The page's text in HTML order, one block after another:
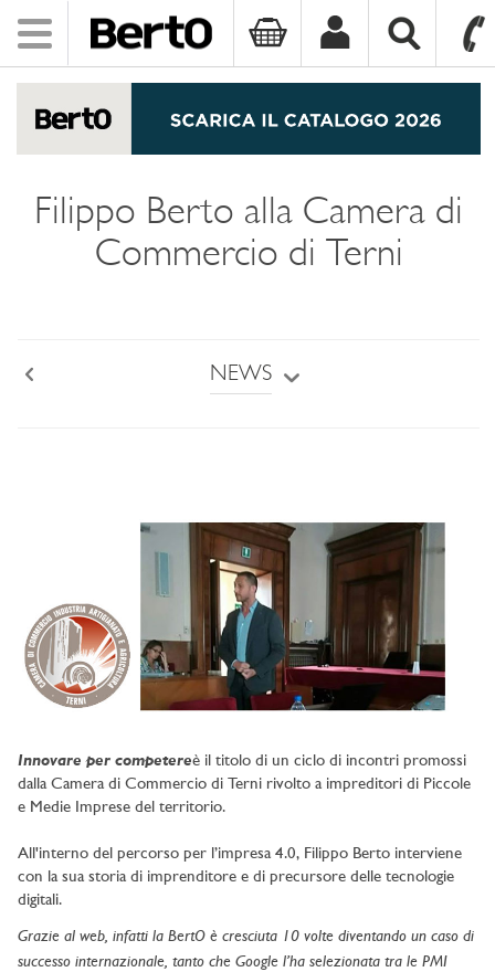
Toggle
navigation
Filippo Berto alla Camera di
Commercio di Terni
NEWS
Innovare per competereè il titolo di un ciclo di incontri promossi
dalla Camera di Commercio di Terni rivolto a impreditori di Piccole
e Medie Imprese del territorio.
All'interno del percorso per l’impresa 4.0, Filippo Berto interviene
con la sua storia di imprenditore e di precursore delle tecnologie
digitali.
Grazie al web, infatti la BertO è cresciuta 10 volte diventando un caso di
successo internazionale, tanto che Google l’ha selezionata tra le PMI